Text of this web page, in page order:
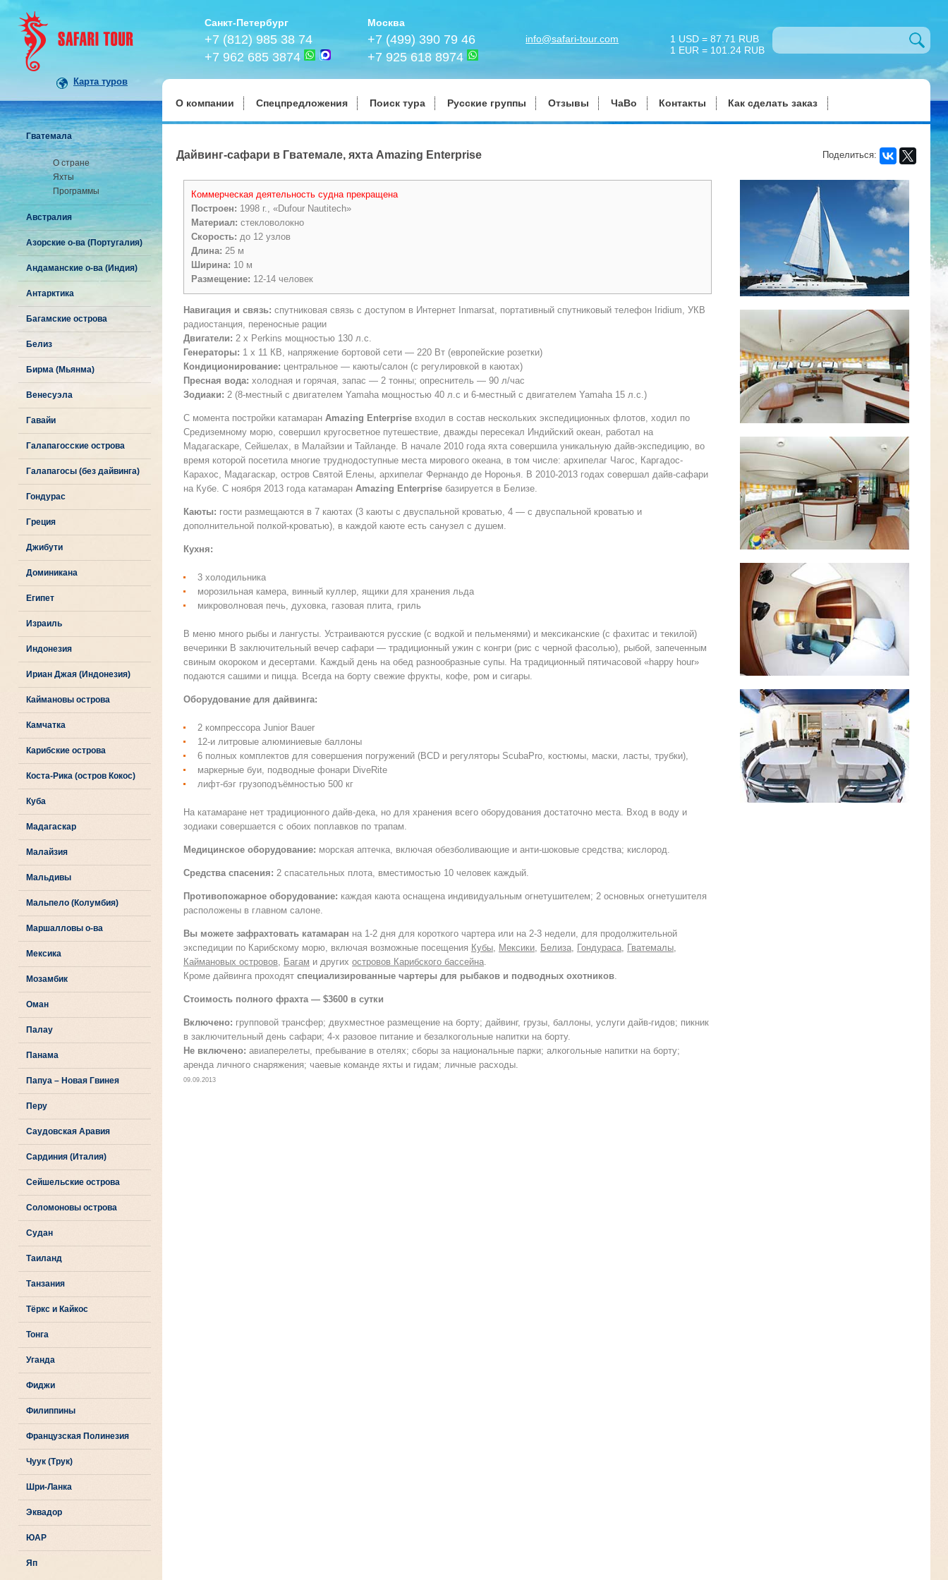
Карта туров
Санкт-Петербург
+7 (812) 985 38 74
+7 962 685 3874
Москва
+7 (499) 390 79 46
+7 925 618 8974
info@safari-tour.com
1 USD = 87.71 RUB
1 EUR = 101.24 RUB
О компании Спецпредложения Поиск тура Русские группы Отзывы ЧаВо Контакты Как сделать заказ
Гватемала
О стране
Яхты
Программы
Австралия
Азорские о-ва (Португалия)
Андаманские о-ва (Индия)
Антарктика
Багамские острова
Белиз
Бирма (Мьянма)
Венесуэла
Гавайи
Галапагосские острова
Галапагосы (без дайвинга)
Гондурас
Греция
Джибути
Доминикана
Египет
Израиль
Индонезия
Ириан Джая (Индонезия)
Каймановы острова
Камчатка
Карибские острова
Коста-Рика (остров Кокос)
Куба
Мадагаскар
Малайзия
Мальдивы
Мальпело (Колумбия)
Маршалловы о-ва
Мексика
Мозамбик
Оман
Палау
Панама
Папуа – Новая Гвинея
Перу
Саудовская Аравия
Сардиния (Италия)
Сейшельские острова
Соломоновы острова
Судан
Таиланд
Танзания
Тёркс и Кайкос
Тонга
Уганда
Фиджи
Филиппины
Французская Полинезия
Чуук (Трук)
Шри-Ланка
Эквадор
ЮАР
Яп
Дайвинг-сафари в Гватемале, яхта Amazing Enterprise Поделиться:
Коммерческая деятельность судна прекращена
Построен: 1998 г., «Dufour Nautitech»
Материал: стекловолокно
Скорость: до 12 узлов
Длина: 25 м
Ширина: 10 м
Размещение: 12-14 человек
Навигация и связь: спутниковая связь с доступом в Интернет Inmarsat, портативный спутниковый телефон Iridium, УКВ
радиостанция, переносные рации
Двигатели: 2 х Perkins мощностью 130 л.с.
Генераторы: 1 х 11 КВ, напряжение бортовой сети — 220 Вт (европейские розетки)
Кондиционирование: центральное — каюты/салон (с регулировкой в каютах)
Пресная вода: холодная и горячая, запас — 2 тонны; опреснитель — 90 л/час
Зодиаки: 2 (8-местный с двигателем Yamaha мощностью 40 л.с и 6-местный с двигателем Yamaha 15 л.с.)
С момента постройки катамаран Amazing Enterprise входил в состав нескольких экспедиционных флотов, ходил по
Средиземному морю, совершил кругосветное путешествие, дважды пересекал Индийский океан, работал на
Мадагаскаре, Сейшелах, в Малайзии и Тайланде. В начале 2010 года яхта совершила уникальную дайв-экспедицию, во
время которой посетила многие труднодоступные места мирового океана, в том числе: архипелаг Чагос, Каргадос-
Карахос, Мадагаскар, остров Святой Елены, архипелаг Фернандо де Норонья. В 2010-2013 годах совершал дайв-сафари
на Кубе. С ноября 2013 года катамаран Amazing Enterprise базируется в Белизе.
Каюты: гости размещаются в 7 каютах (3 каюты с двуспальной кроватью, 4 — с двуспальной кроватью и
дополнительной полкой-кроватью), в каждой каюте есть санузел с душем.
Кухня:
3 холодильника
морозильная камера, винный куллер, ящики для хранения льда
микроволновая печь, духовка, газовая плита, гриль
В меню много рыбы и лангусты. Устраиваются русские (с водкой и пельменями) и мексиканские (с фахитас и текилой)
вечеринки В заключительный вечер сафари — традиционный ужин с конгри (рис с черной фасолью), рыбой, запеченным
свиным окороком и десертами. Каждый день на обед разнообразные супы. На традиционный пятичасовой «happy hour»
подаются сашими и пицца. Всегда на борту свежие фрукты, кофе, ром и сигары.
Оборудование для дайвинга:
2 компрессора Junior Bauer
12-и литровые алюминиевые баллоны
6 полных комплектов для совершения погружений (BCD и регуляторы ScubaPro, костюмы, маски, ласты, трубки),
маркерные буи, подводные фонари DiveRite
лифт-бэг грузоподъёмностью 500 кг
На катамаране нет традиционного дайв-дека, но для хранения всего оборудования достаточно места. Вход в воду и
зодиаки совершается с обоих поплавков по трапам.
Медицинское оборудование: морская аптечка, включая обезболивающие и анти-шоковые средства; кислород.
Средства спасения: 2 спасательных плота, вместимостью 10 человек каждый.
Противопожарное оборудование: каждая каюта оснащена индивидуальным огнетушителем; 2 основных огнетушителя
расположены в главном салоне.
Вы можете зафрахтовать катамаран на 1-2 дня для короткого чартера или на 2-3 недели, для продолжительной
экспедиции по Карибскому морю, включая возможные посещения Кубы, Мексики, Белиза, Гондураса, Гватемалы,
Каймановых островов, Багам и других островов Карибского бассейна.
Кроме дайвинга проходят специализированные чартеры для рыбаков и подводных охотников.
Стоимость полного фрахта — $3600 в сутки
Включено: групповой трансфер; двухместное размещение на борту; дайвинг, грузы, баллоны, услуги дайв-гидов; пикник
в заключительный день сафари; 4-х разовое питание и безалкогольные напитки на борту.
Не включено: авиаперелеты, пребывание в отелях; сборы за национальные парки; алкогольные напитки на борту;
аренда личного снаряжения; чаевые команде яхты и гидам; личные расходы.
09.09.2013